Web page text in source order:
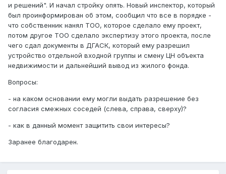
и решений". И начал стройку опять. Новый инспектор, который
был проинформирован об этом, сообщил что все в порядке -
что собственник нанял ТОО, которое сделало ему проект,
потом другое ТОО сделало экспертизу этого проекта, после
чего сдал документы в ДГАСК, который ему разрешил
устройство отдельной входной группы и смену ЦН объекта
недвижимости и дальнейший вывод из жилого фонда.
Вопросы:
- на каком основании ему могли выдать разрешение без
согласия смежных соседей (слева, справа, сверху)?
- как в данный момент защитить свои интересы?
Заранее благодарен.